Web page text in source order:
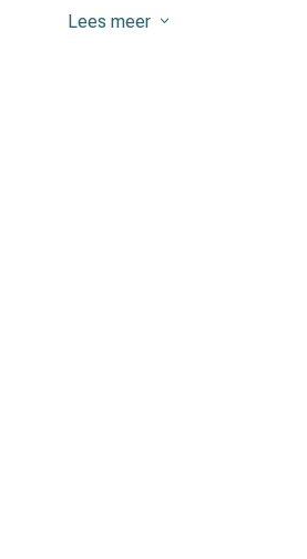
gemeenschap vallen, vallen
Lees meer 3